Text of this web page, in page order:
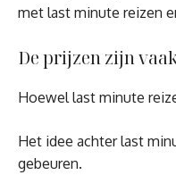
met last minute reizen
De prijzen zijn
Hoewel last minute
Het idee achter last
gebeuren.